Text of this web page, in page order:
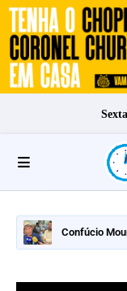
Confúcio